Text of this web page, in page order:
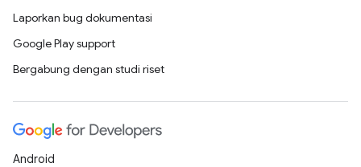
Laporkan bug dokumentasi
Google Play support
Bergabung dengan studi riset
Android